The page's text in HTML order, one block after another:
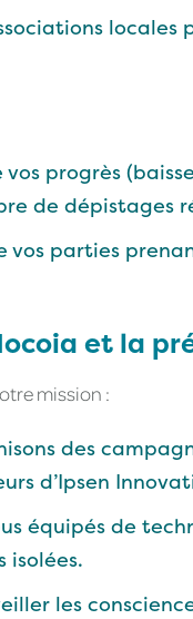
locales
progrès
de dépistages
vos parties
et la
mission :
des
d’Ipsen
équipés de
isolées.
les